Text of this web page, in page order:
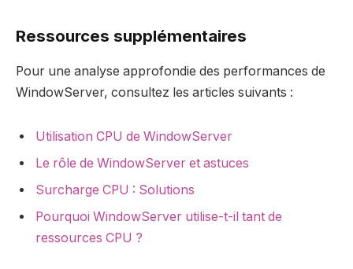
Ressources supplémentaires
Pour une analyse approfondie des performances de
WindowServer, consultez les articles suivants :
Utilisation CPU de WindowServer
Le rôle de WindowServer et astuces
Surcharge CPU : Solutions
Pourquoi WindowServer utilise-t-il tant de
ressources CPU ?